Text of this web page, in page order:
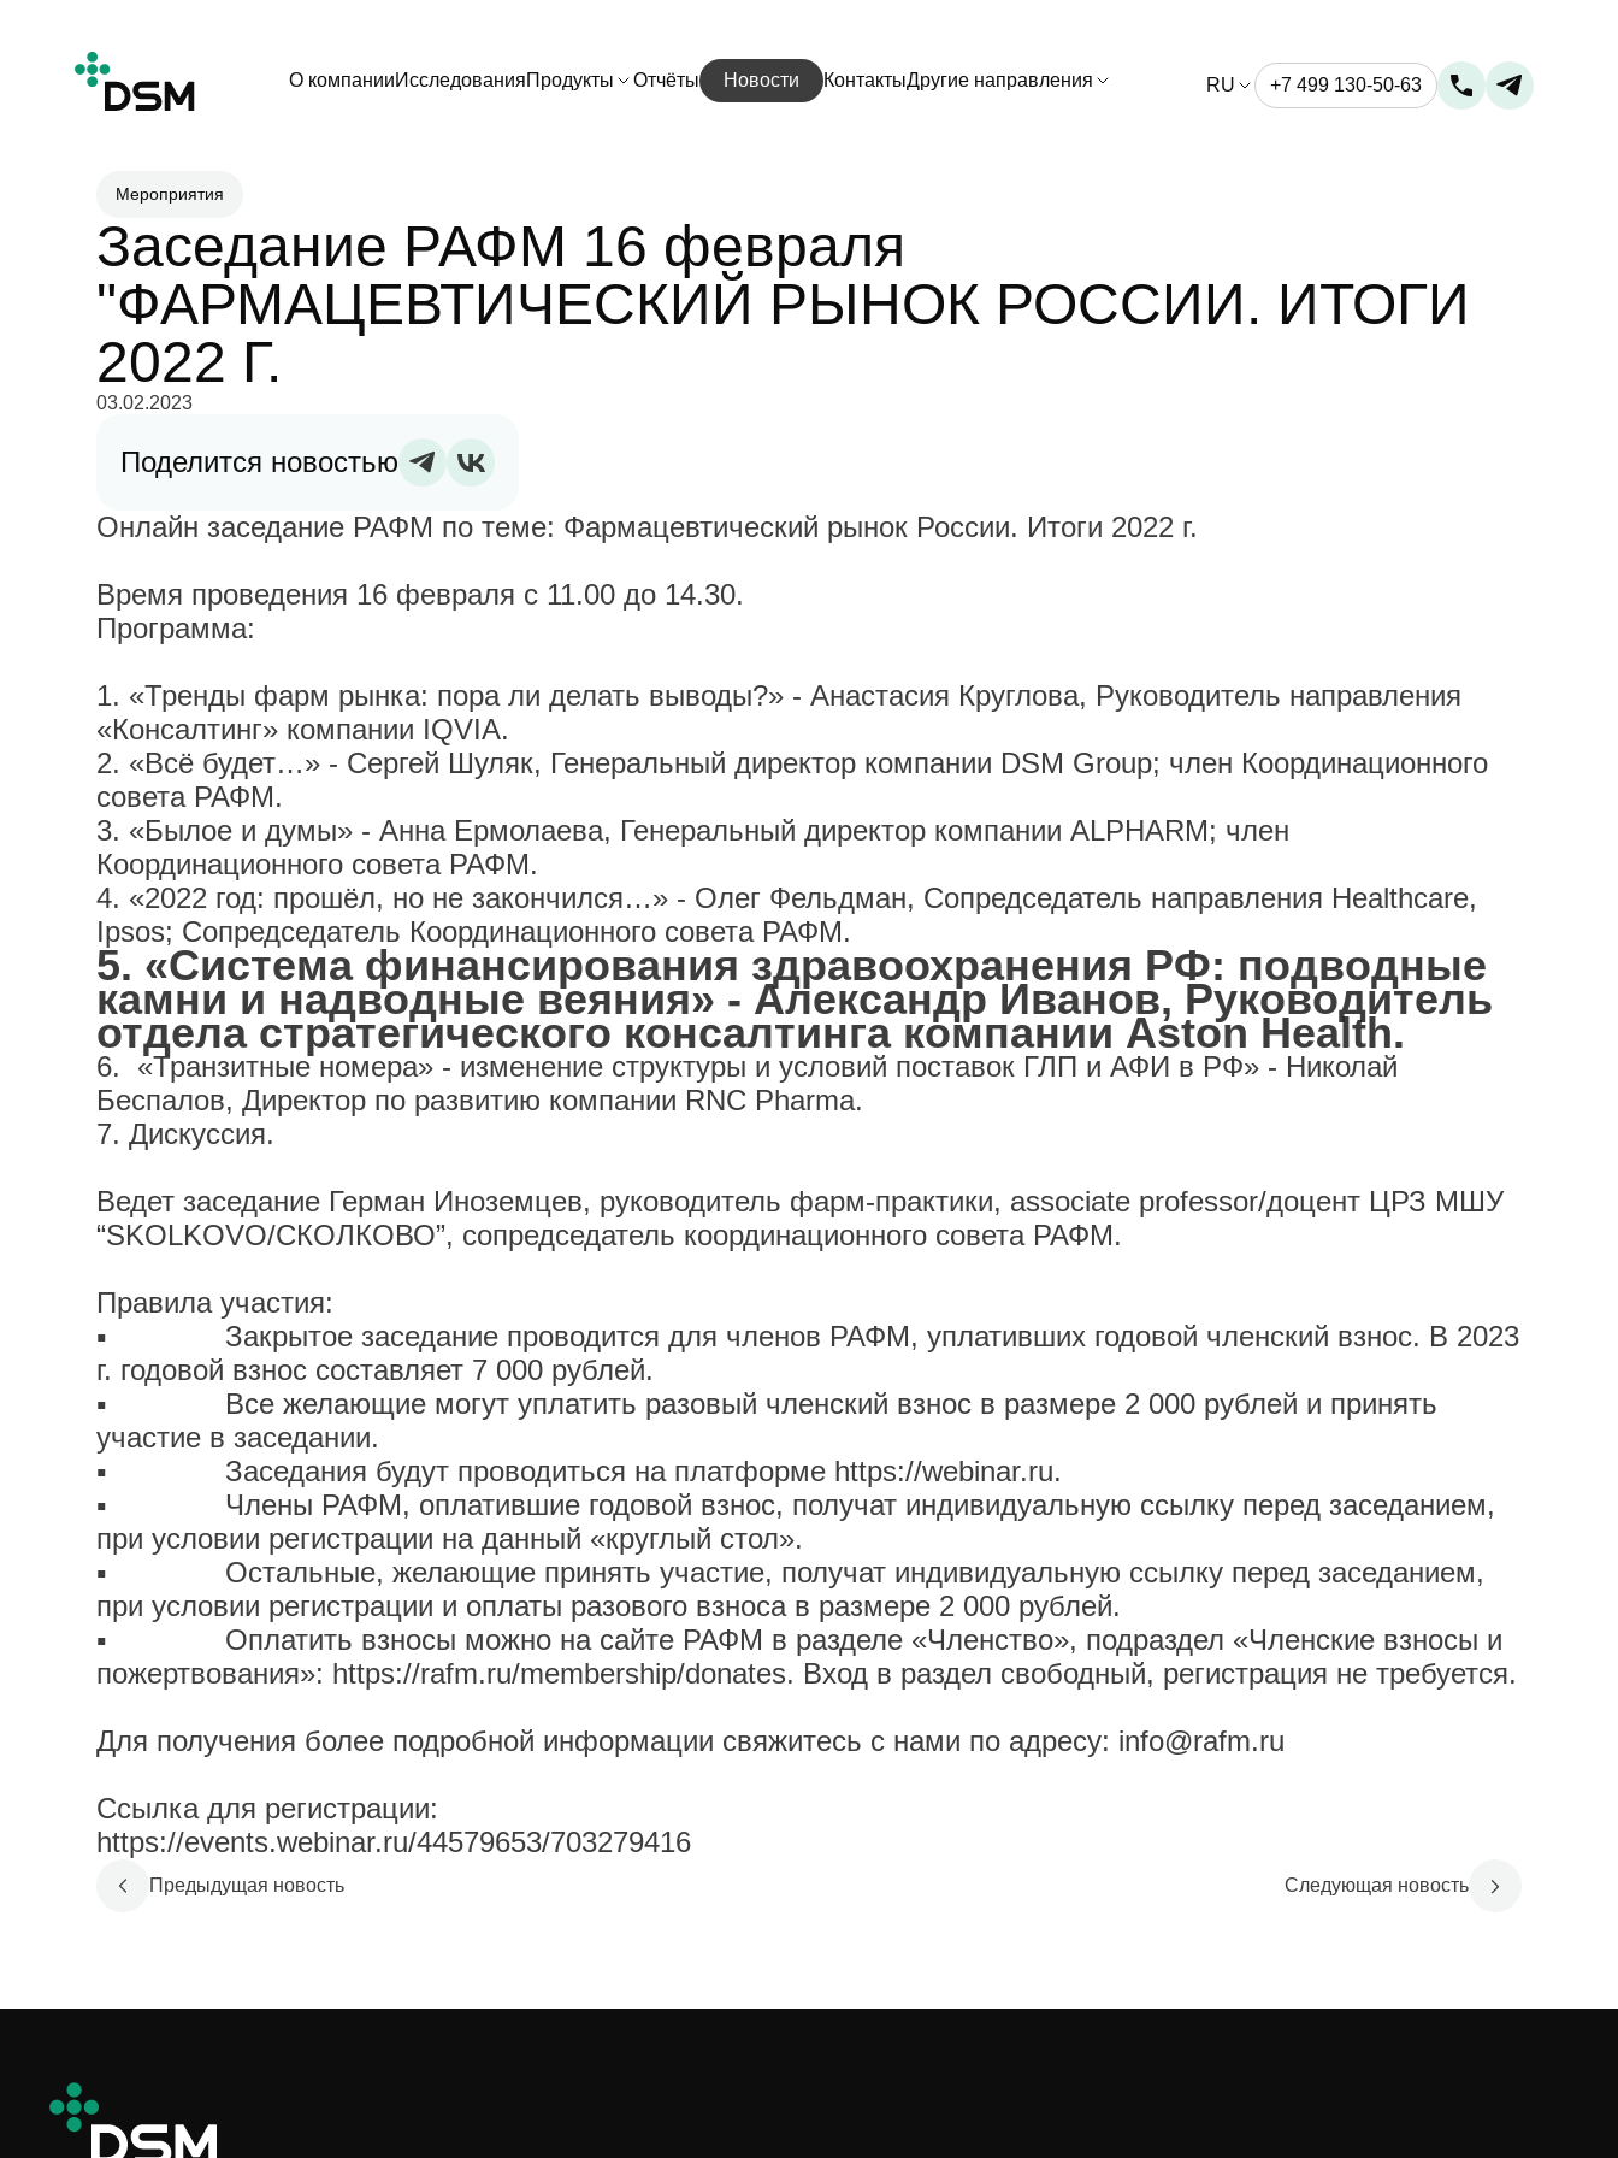
О компанииИсследованияПродукты Отчёты Новости КонтактыДругие направления RU +7 499 130-50-63
Мероприятия
Заседание РАФМ 16 февраля
"ФАРМАЦЕВТИЧЕСКИЙ РЫНОК РОССИИ. ИТОГИ
2022 Г.
03.02.2023
Поделится новостью
Онлайн заседание РАФМ по теме: Фармацевтический рынок России. Итоги 2022 г.
Время проведения 16 февраля с 11.00 до 14.30.
Программа:
1. «Тренды фарм рынка: пора ли делать выводы?» - Анастасия Круглова, Руководитель направления
«Консалтинг» компании IQVIA.
2. «Всё будет…» - Сергей Шуляк, Генеральный директор компании DSM Group; член Координационного
совета РАФМ.
3. «Былое и думы» - Анна Ермолаева, Генеральный директор компании ALPHARM; член
Координационного совета РАФМ.
4. «2022 год: прошёл, но не закончился…» - Олег Фельдман, Сопредседатель направления Healthcare,
Ipsos; Сопредседатель Координационного совета РАФМ.
5. «Система финансирования здравоохранения РФ: подводные
камни и надводные веяния» - Александр Иванов, Руководитель
отдела стратегического консалтинга компании Aston Health.
6. «Транзитные номера» - изменение структуры и условий поставок ГЛП и АФИ в РФ» - Николай
Беспалов, Директор по развитию компании RNC Pharma.
7. Дискуссия.
Ведет заседание Герман Иноземцев, руководитель фарм-практики, associate professor/доцент ЦРЗ МШУ
“SKOLKOVO/СКОЛКОВО”, сопредседатель координационного совета РАФМ.
Правила участия:
▪ Закрытое заседание проводится для членов РАФМ, уплативших годовой членский взнос. В 2023
г. годовой взнос составляет 7 000 рублей.
▪ Все желающие могут уплатить разовый членский взнос в размере 2 000 рублей и принять
участие в заседании.
▪ Заседания будут проводиться на платформе https://webinar.ru.
▪ Члены РАФМ, оплатившие годовой взнос, получат индивидуальную ссылку перед заседанием,
при условии регистрации на данный «круглый стол».
▪ Остальные, желающие принять участие, получат индивидуальную ссылку перед заседанием,
при условии регистрации и оплаты разового взноса в размере 2 000 рублей.
▪ Оплатить взносы можно на сайте РАФМ в разделе «Членство», подраздел «Членские взносы и
пожертвования»: https://rafm.ru/membership/donates. Вход в раздел свободный, регистрация не требуется.
Для получения более подробной информации свяжитесь с нами по адресу: info@rafm.ru
Ссылка для регистрации:
https://events.webinar.ru/44579653/703279416
Предыдущая новость Следующая новость